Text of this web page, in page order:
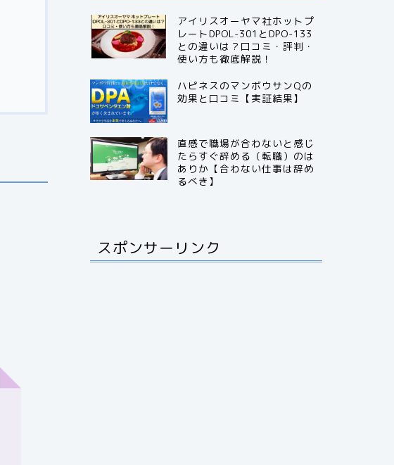
アイリスオーヤマ社ホットプ
レートDPOL-301とDPO-133
との違いは？口コミ・評判・
使い方も徹底解説！
ハピネスのマンボウサンQの
効果と口コミ【実証結果】
直感で職場が合わないと感じ
たらすぐ辞める（転職）のは
ありか【合わない仕事は辞め
るべき】
スポンサーリンク